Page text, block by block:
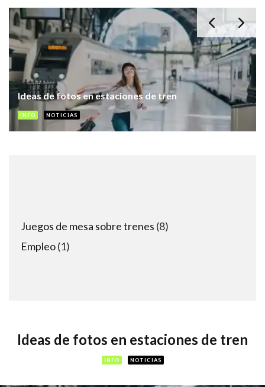
Trenes y árboles de Navidad
INFO
Juegos de mesa sobre trenes 88
Empleo 11
Ideas de fotos en estaciones de tren
INFO NOTICIAS